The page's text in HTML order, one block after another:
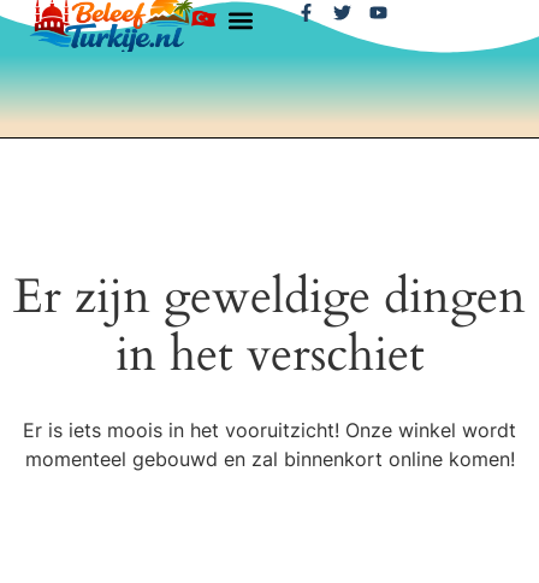
Er zijn geweldige dingen
in het verschiet
Er is iets moois in het vooruitzicht! Onze winkel wordt
momenteel gebouwd en zal binnenkort online komen!